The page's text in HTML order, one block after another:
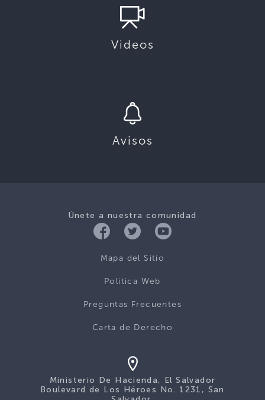
Videos
Avisos
Únete a nuestra comunidad
Mapa del Sitio
Politica Web
Preguntas Frecuentes
Carta de Derecho
Ministerio De Hacienda, El Salvador
Boulevard de Los Héroes No. 1231, San